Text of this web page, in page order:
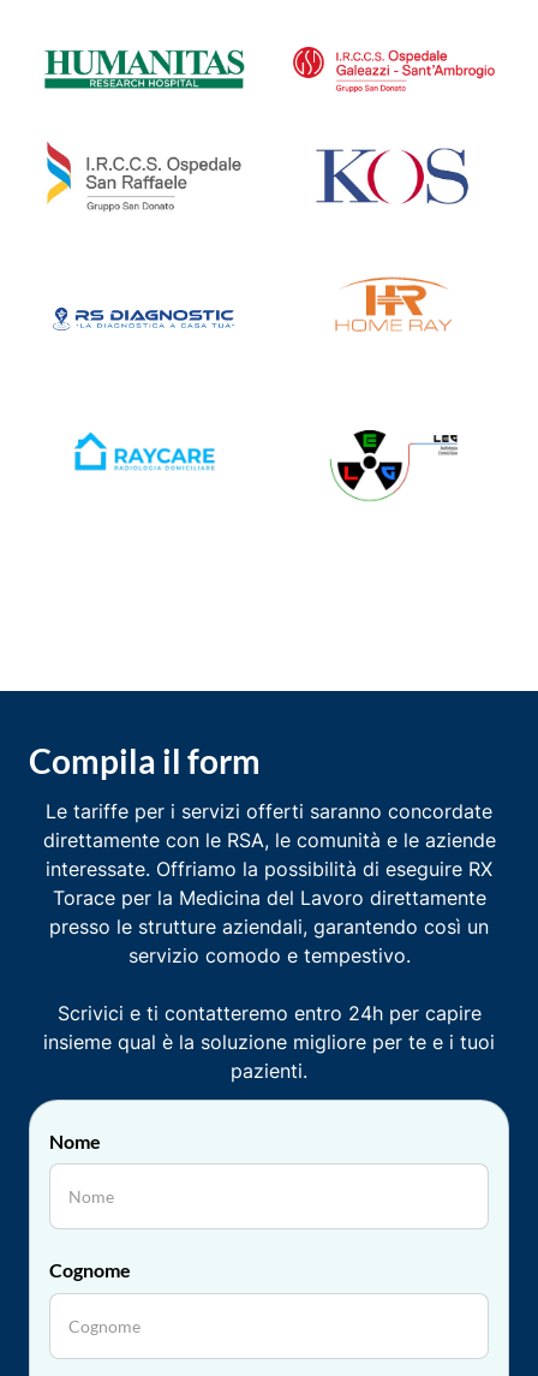
Compila il form
Le tariffe per i servizi offerti saranno concordate
direttamente con le RSA, le comunità e le aziende
interessate. Offriamo la possibilità di eseguire RX
Torace per la Medicina del Lavoro direttamente
presso le strutture aziendali, garantendo così un
servizio comodo e tempestivo.
Scrivici e ti contatteremo entro 24h per capire
insieme qual è la soluzione migliore per te e i tuoi
pazienti.
Nome
Cognome